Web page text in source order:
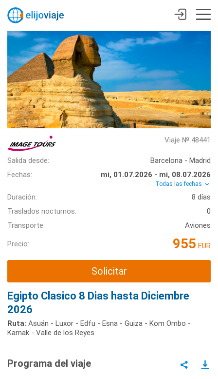
Viaje № 48441
Salida desde:
Barcelona - Madrid
Fechas:
mi, 01.07.2026 - mi, 08.07.2026
Todas las fechas
Duración:
8 días
Traslados nocturnos:
0
Transporte:
Aviones
Precio: 955 EUR
Solicitar
Egipto Clasico 8 Dias hasta Diciembre
2026
Ruta: Asuán - Luxor - Edfu - Esna - Guiza - Kom Ombo -
Karnak - Valle de los Reyes
Programa del viaje